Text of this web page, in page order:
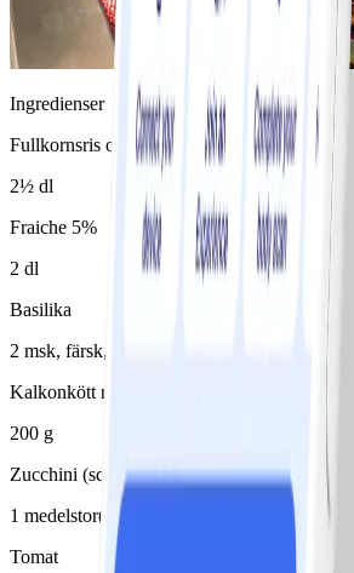
Ingredienser
Fullkornsris okokt (100% fullkorn)
2½ dl
Fraiche 5%
2 dl
Basilika
2 msk, färsk, hackad
Kalkonkött rökt
200 g
Zucchini (squash)
1 medelstor(t)/medelstora
Tomat